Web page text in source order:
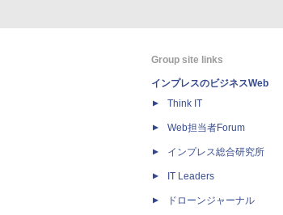
Group site links
インプレスのビジネスWeb
Think IT
Web担当者Forum
インプレス総合研究所
IT Leaders
ドローンジャーナル